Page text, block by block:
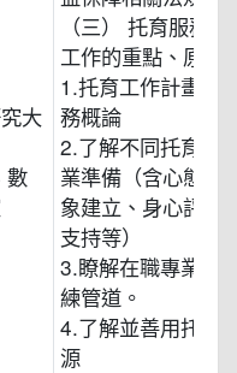
大
數
（三） 托育服務
工作的重點、原則
1.托育工作計畫與
務概論
2.了解不同托育型
業準備（含心態調
象建立、身心評估
支持等）
3.瞭解在職專業資
練管道。
4.了解並善用托育
源